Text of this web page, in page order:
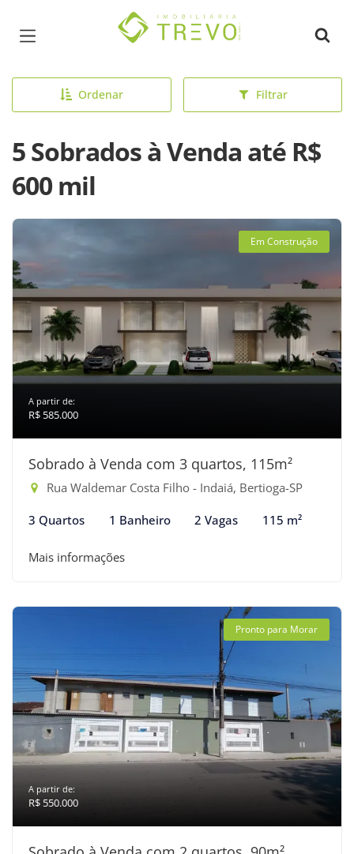
Página inicial
Ordenar Filtrar
5 Sobrados à Venda até R$
600 mil
Em Construção
A partir de:
R$ 585.000
Sobrado à Venda com 3 quartos, 115m²
Rua Waldemar Costa Filho - Indaiá, Bertioga-SP
3 Quartos 1 Banheiro 2 Vagas 115 m²
Mais informações
Pronto para Morar
A partir de:
R$ 550.000